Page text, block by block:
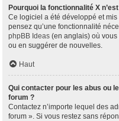
Pourquoi la fonctionnalité X
Ce logiciel a été développé et
pensez qu’une fonctionnalité
phpBB Ideas (en anglais) où
ou en suggérer de nouvelles.
Haut
Qui contacter pour les abus ou
forum ?
Contactez n’importe lequel des
forum ». Si vous restez sans